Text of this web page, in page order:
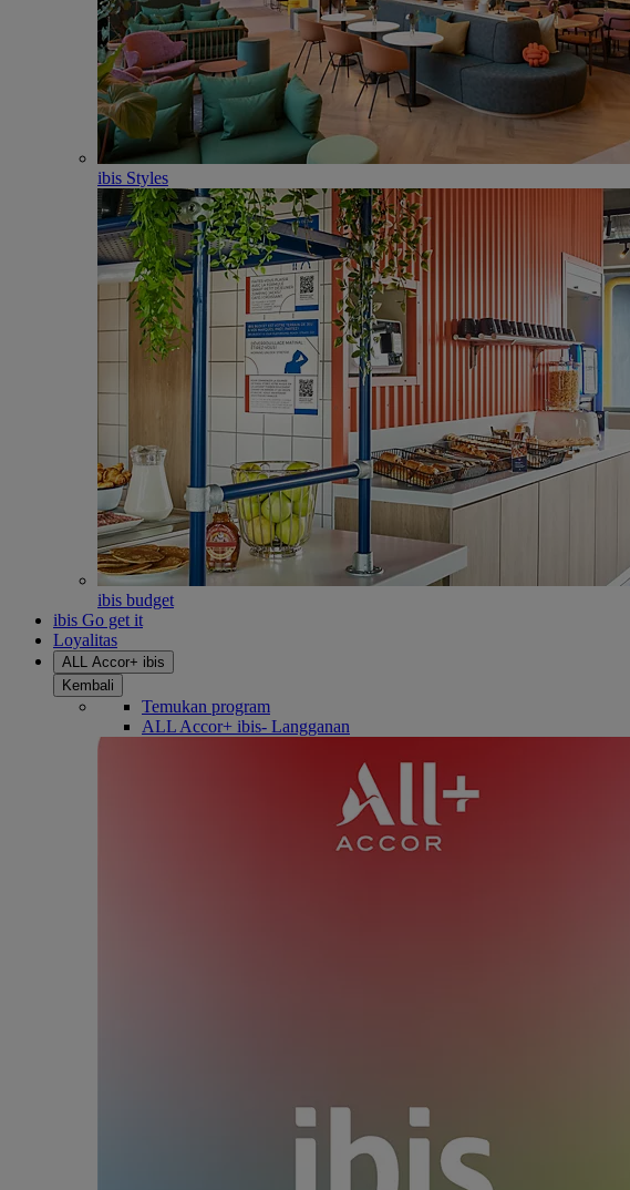
ibis Styles
ibis budget
ibis Go get it
Loyalitas
ALL Accor+ ibis
Kembali
Temukan program
ALL Accor+ ibis- Langganan